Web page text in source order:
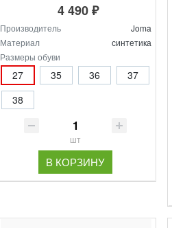
4 490 ₽
Производитель
Joma
Материал
синтетика
Размеры обуви
27 35 36
37
38
шт
В КОРЗИНУ